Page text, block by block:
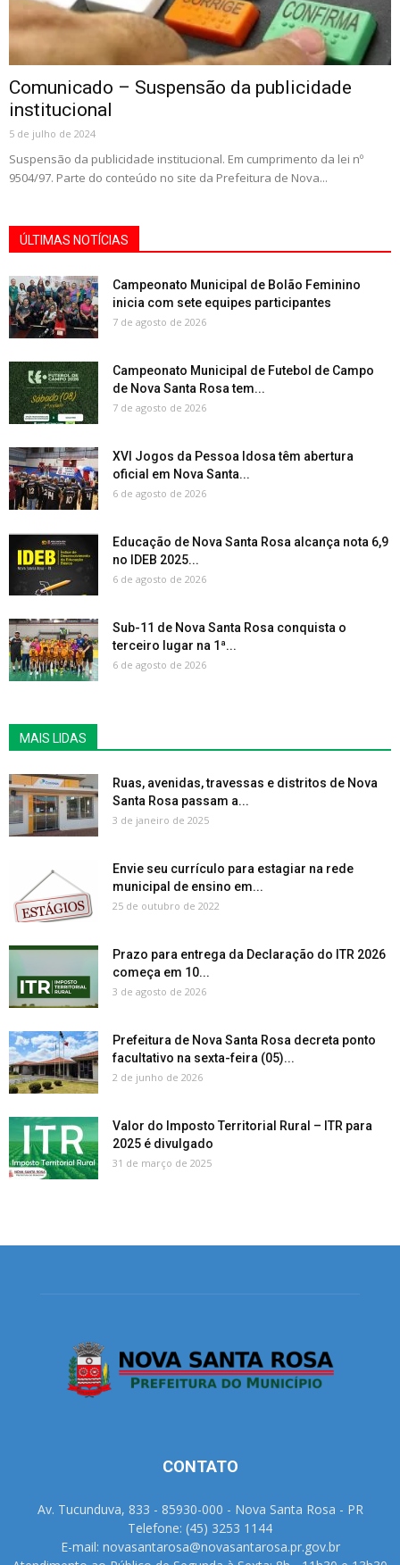
Comunicado – Suspensão da publicidade
institucional
5 de julho de 2024
Suspensão da publicidade institucional. Em cumprimento da lei nº
9504/97. Parte do conteúdo no site da Prefeitura de Nova...
ÚLTIMAS NOTÍCIAS
Campeonato Municipal de Bolão Feminino
inicia com sete equipes participantes
7 de agosto de 2026
Campeonato Municipal de Futebol de Campo
de Nova Santa Rosa tem...
7 de agosto de 2026
XVI Jogos da Pessoa Idosa têm abertura
oficial em Nova Santa...
6 de agosto de 2026
Educação de Nova Santa Rosa alcança nota 6,9
no IDEB 2025...
6 de agosto de 2026
Sub-11 de Nova Santa Rosa conquista o
terceiro lugar na 1ª...
6 de agosto de 2026
MAIS LIDAS
Ruas, avenidas, travessas e distritos de Nova
Santa Rosa passam a...
3 de janeiro de 2025
Envie seu currículo para estagiar na rede
municipal de ensino em...
25 de outubro de 2022
Prazo para entrega da Declaração do ITR 2026
começa em 10...
3 de agosto de 2026
Prefeitura de Nova Santa Rosa decreta ponto
facultativo na sexta-feira (05)...
2 de junho de 2026
Valor do Imposto Territorial Rural – ITR para
2025 é divulgado
31 de março de 2025
CONTATO
Av. Tucunduva, 833 - 85930-000 - Nova Santa Rosa - PR
Telefone: (45) 3253 1144
E-mail: novasantarosa@novasantarosa.pr.gov.br